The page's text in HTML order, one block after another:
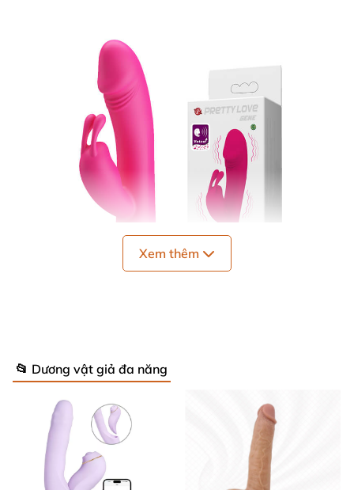
Dương Vật Giả PrettyLove Gene 30 Rung Cảm Biến Âm Thanh
Thiết kế tinh xảo với đầu dương vật căng mọng, thân
máy uốn cong linh hoạt, Pretty Love Gene chiều
chuộng mọi điểm nhạy cảm. Kích thước lý tưởng
Xem thêm
📂 Dương vật giả đa năng